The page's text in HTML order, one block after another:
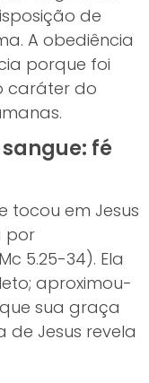
de
A obediência
porque foi
caráter do
fé
tocou em Jesus
por
5.25-34). Ela
aproximou-
sua graça
Jesus revela